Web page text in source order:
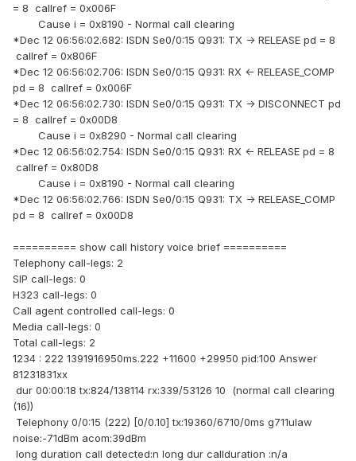
= 8 callref = 0x006F
Cause i = 0x8190 - Normal call clearing
*Dec 12 06:56:02.682: ISDN Se0/0:15 Q931: TX -> RELEASE pd = 8
callref = 0x806F
*Dec 12 06:56:02.706: ISDN Se0/0:15 Q931: RX <- RELEASE_COMP
pd = 8 callref = 0x006F
*Dec 12 06:56:02.730: ISDN Se0/0:15 Q931: TX -> DISCONNECT pd
= 8 callref = 0x00D8
Cause i = 0x8290 - Normal call clearing
*Dec 12 06:56:02.754: ISDN Se0/0:15 Q931: RX <- RELEASE pd = 8
callref = 0x80D8
Cause i = 0x8190 - Normal call clearing
*Dec 12 06:56:02.766: ISDN Se0/0:15 Q931: TX -> RELEASE_COMP
pd = 8 callref = 0x00D8
========== show call history voice brief ==========
Telephony call-legs: 2
SIP call-legs: 0
H323 call-legs: 0
Call agent controlled call-legs: 0
Media call-legs: 0
Total call-legs: 2
1234 : 222 1391916950ms.222 +11600 +29950 pid:100 Answer
81231831xx
dur 00:00:18 tx:824/138114 rx:339/53126 10 (normal call clearing
(16))
Telephony 0/0:15 (222) [0/0.10] tx:19360/6710/0ms g711ulaw
noise:-71dBm acom:39dBm
long duration call detected:n long dur callduration :n/a